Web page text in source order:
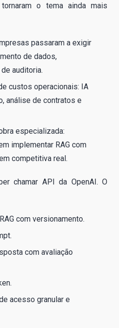
o tema ainda mais
passaram a exigir
de dados,
auditoria.
custos operacionais: IA
análise de contratos e
especializada:
implementar RAG com
competitiva real.
chamar API da OpenAI. O
com versionamento.
com avaliação
acesso granular e